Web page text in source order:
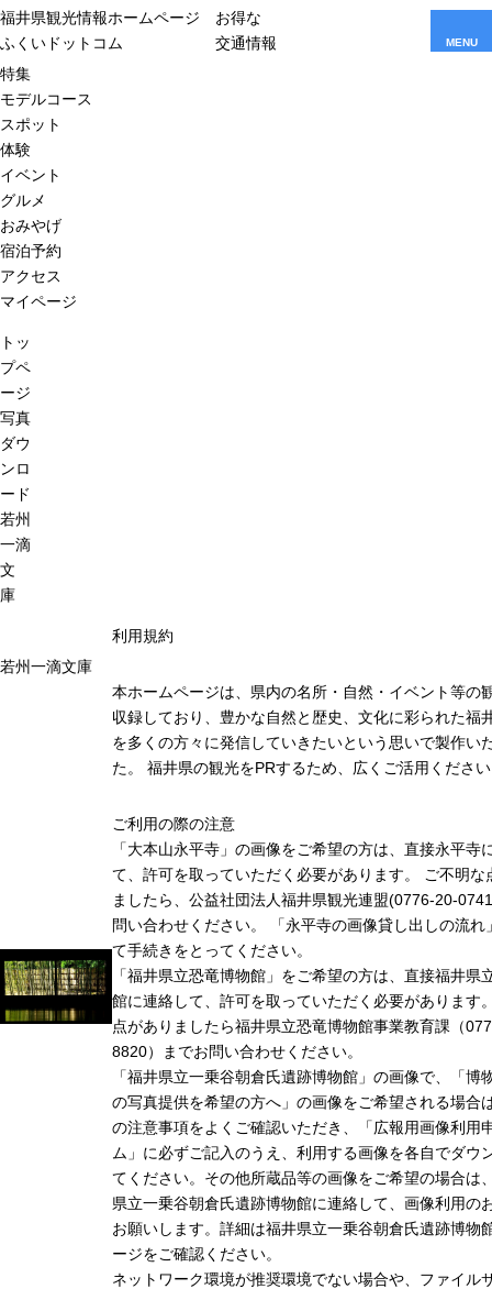
福井県観光情報ホームページ
ふくいドットコム
お得な
交通情報
MENU
特集
モデルコース
スポット
体験
イベント
グルメ
おみやげ
宿泊予約
アクセス
マイページ
トッ
プペ
ージ
写真
ダウ
ンロ
ード
若州
一滴
文
庫
若州一滴文庫
利用規約
本ホームページは、県内の名所・自然・イベント等の
収録しており、豊かな自然と歴史、文化に彩られた福
を多くの方々に発信していきたいという思いで製作い
た。 福井県の観光をPRするため、広くご活用くださ
ご利用の際の注意
「大本山永平寺」の画像をご希望の方は、直接永平寺
て、許可を取っていただく必要があります。 ご不明な
ましたら、公益社団法人福井県観光連盟(0776-20-
問い合わせください。 「永平寺の画像貸し出しの流れ
て手続きをとってください。
「福井県立恐竜博物館」をご希望の方は、直接福井県
館に連絡して、許可を取っていただく必要があります
点がありましたら福井県立恐竜博物館事業教育課（
8820）までお問い合わせください。
「福井県立一乗谷朝倉氏遺跡博物館」の画像で、「博
の写真提供を希望の方へ」の画像をご希望される場合
の注意事項をよくご確認いただき、「広報用画像利用
ム」に必ずご記入のうえ、利用する画像を各自でダウ
てください。その他所蔵品等の画像をご希望の場合は
県立一乗谷朝倉氏遺跡博物館に連絡して、画像利用の
お願いします。詳細は福井県立一乗谷朝倉氏遺跡博物
ージをご確認ください。
ネットワーク環境が推奨環境でない場合や、ファイル